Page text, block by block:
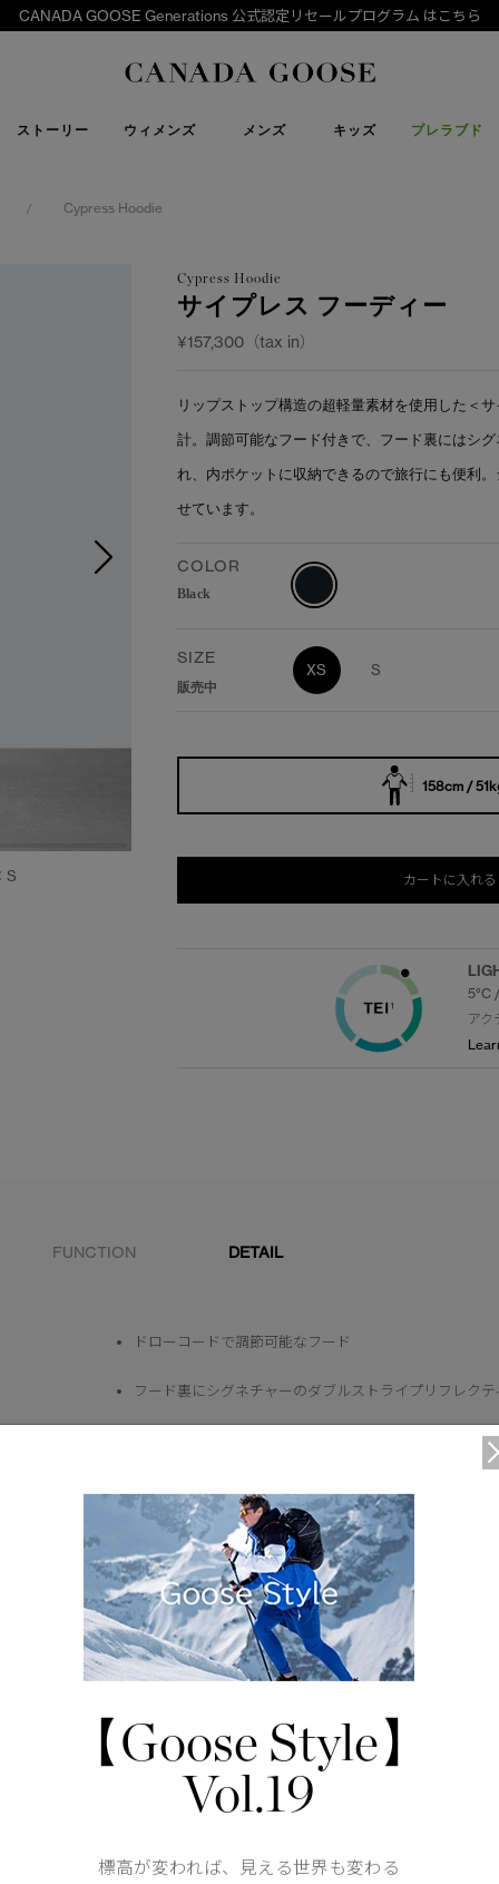
CANADA GOOSE Generations 公式認定リセールプログラム はこちら
Canada Goose
ストーリー ウィメンズ メンズ キッズ プレラブド
下取り申請
/ Cypress Hoodie
S
Cypress Hoodie
サイプレス フーディー
¥157,300（tax in）
リップストップ構造の超軽量素材を使用した＜
計。調節可能なフード付きで、フード裏にはシ
れ、内ポケットに収納できるので旅行にも便利
せています。
COLOR
Black
SIZE
販売中
XS S
158cm /
カートに入れる
5°C
アク
FUNCTION DETAIL
ドローコードで調節可能なフード
フード裏にシグネチャーのダブルストライプリフレクテ
取り外し可能なバックパックストラップ。
動きやすい2ウェイジッパー
ジッパー付きフロントハンドポケット
パワーストレッチの袖口
仕様が変更する場合がございます。
【Goose Style】
Vol.19
標高が変われば、見える世界も変わる